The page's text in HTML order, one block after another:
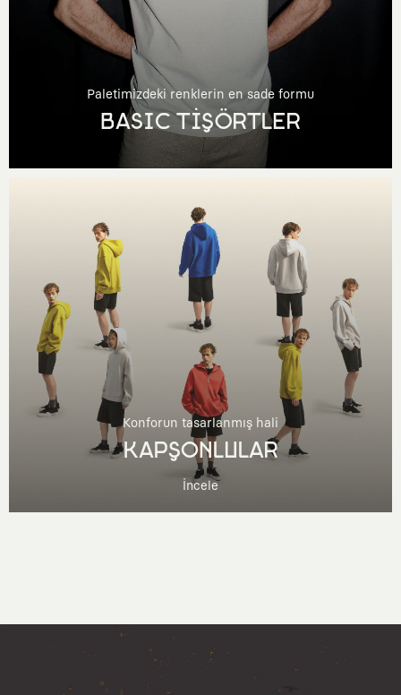
Paletimizdeki renklerin en sade formu
BASIC TİŞÖRTLER
Konforun tasarlanmış hali
KAPŞONLULAR
İncele